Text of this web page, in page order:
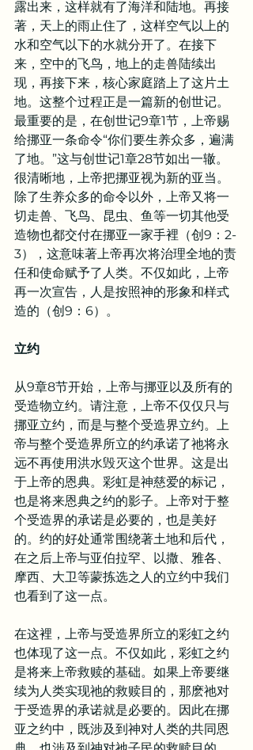
露出来，这样就有了海洋和陆地。再接
著，天上的雨止住了，这样空气以上的
水和空气以下的水就分开了。在接下
来，空中的飞鸟，地上的走兽陆续出
现，再接下来，核心家庭踏上了这片土
地。这整个过程正是一篇新的创世记。
最重要的是，在创世记9章1节，上帝赐
给挪亚一条命令“你们要生养众多，遍满
了地。”这与创世记1章28节如出一辙。
很清晰地，上帝把挪亚视为新的亚当。
除了生养众多的命令以外，上帝又将一
切走兽、飞鸟、昆虫、鱼等一切其他受
造物也都交付在挪亚一家手裡（创9：2-
3），这意味著上帝再次将治理全地的责
任和使命赋予了人类。不仅如此，上帝
再一次宣告，人是按照神的形象和样式
造的（创9：6）。
立约
从9章8节开始，上帝与挪亚以及所有的
受造物立约。请注意，上帝不仅仅只与
挪亚立约，而是与整个受造界立约。上
帝与整个受造界所立的约承诺了祂将永
远不再使用洪水毁灭这个世界。这是出
于上帝的恩典。彩虹是神慈爱的标记，
也是将来恩典之约的影子。上帝对于整
个受造界的承诺是必要的，也是美好
的。约的好处通常围绕著土地和后代，
在之后上帝与亚伯拉罕、以撒、雅各、
摩西、大卫等蒙拣选之人的立约中我们
也看到了这一点。
在这裡，上帝与受造界所立的彩虹之约
也体现了这一点。不仅如此，彩虹之约
是将来上帝救赎的基础。如果上帝要继
续为人类实现祂的救赎目的，那麽祂对
于受造界的承诺就是必要的。因此在挪
亚之约中，既涉及到神对人类的共同恩